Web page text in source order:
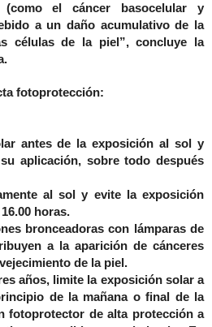
(como el cáncer basocelular y
a un daño acumulativo de la
células de la piel”, concluye la
fotoprotección:
antes de la exposición al sol y
aplicación, sobre todo después
al sol y evite la exposición
horas.
bronceadoras con lámparas de
a la aparición de cánceres
de la piel.
años, limite la exposición solar a
de la mañana o final de la
fotoprotector de alta protección a